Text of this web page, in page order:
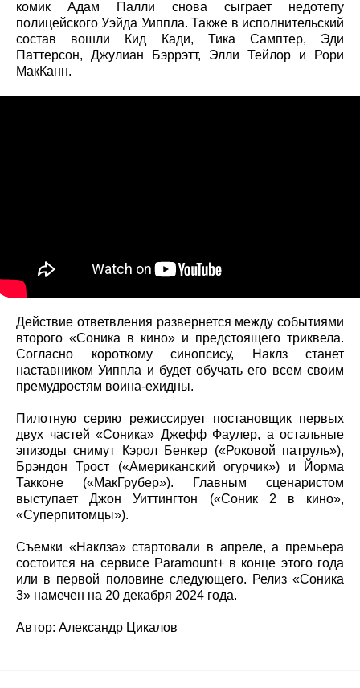
комик Адам Палли снова сыграет недотепу
полицейского Уэйда Уиппла. Также в исполнительский
состав вошли Кид Кади, Тика Самптер, Эди
Паттерсон, Джулиан Бэррэтт, Элли Тейлор и Рори
МакКанн.
Действие ответвления развернется между событиями
второго «Соника в кино» и предстоящего триквела.
Согласно короткому синопсису, Наклз станет
наставником Уиппла и будет обучать его всем своим
премудростям воина-ехидны.
Пилотную серию режиссирует постановщик первых
двух частей «Соника» Джефф Фаулер, а остальные
эпизоды снимут Кэрол Бенкер («Роковой патруль»),
Брэндон Трост («Американский огурчик») и Йорма
Такконе («МакГрубер»). Главным сценаристом
выступает Джон Уиттингтон («Соник 2 в кино»,
«Суперпитомцы»).
Съемки «Наклза» стартовали в апреле, а премьера
состоится на сервисе Paramount+ в конце этого года
или в первой половине следующего. Релиз «Соника
3» намечен на 20 декабря 2024 года.
Автор: Александр Цикалов